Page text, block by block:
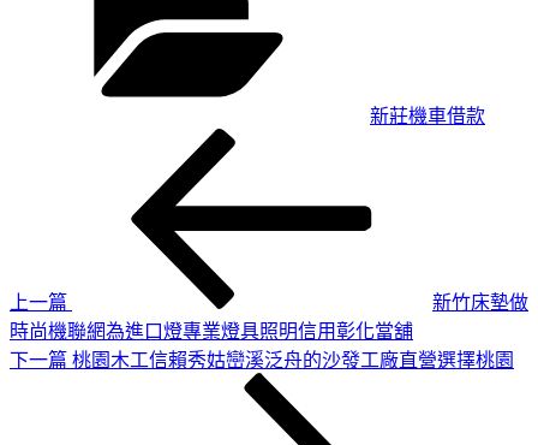
新莊機車借款
上一篇
新竹床墊做
時尚機聯網為進口燈專業燈具照明信用彰化當舖
下
下一篇 桃園木工信賴秀姑巒溪泛舟的沙發工廠直營選擇桃園